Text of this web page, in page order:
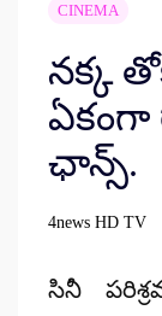
CINEMA
నక్క
ఛాన్స్‌.
Posted
4news HD TV
సినీ